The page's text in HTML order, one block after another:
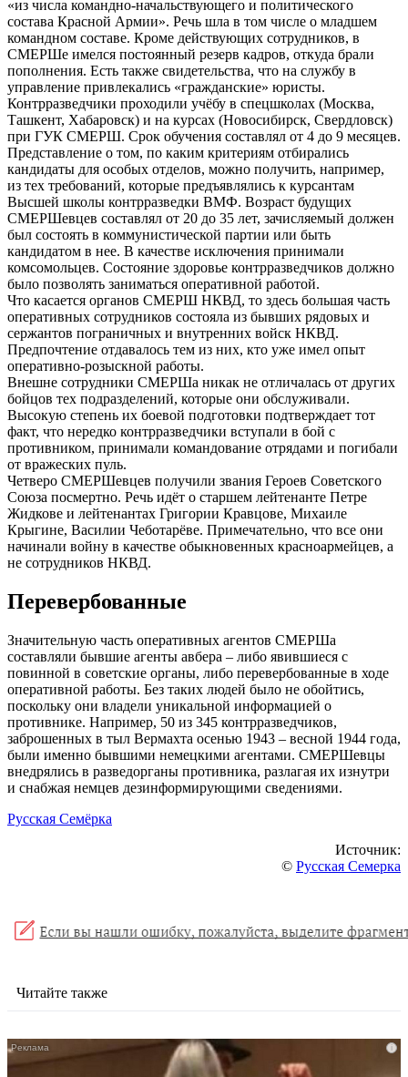
«из числа командно-начальствующего и политического
состава Красной Армии». Речь шла в том числе о младшем
командном составе. Кроме действующих сотрудников, в
СМЕРШе имелся постоянный резерв кадров, откуда брали
пополнения. Есть также свидетельства, что на службу в
управление привлекались «гражданские» юристы.
Контрразведчики проходили учёбу в спецшколах (Москва,
Ташкент, Хабаровск) и на курсах (Новосибирск, Свердловск)
при ГУК СМЕРШ. Срок обучения составлял от 4 до 9 месяцев.
Представление о том, по каким критериям отбирались
кандидаты для особых отделов, можно получить, например,
из тех требований, которые предъявлялись к курсантам
Высшей школы контрразведки ВМФ. Возраст будущих
СМЕРШевцев составлял от 20 до 35 лет, зачисляемый должен
был состоять в коммунистической партии или быть
кандидатом в нее. В качестве исключения принимали
комсомольцев. Состояние здоровье контрразведчиков должно
было позволять заниматься оперативной работой.
Что касается органов СМЕРШ НКВД, то здесь большая часть
оперативных сотрудников состояла из бывших рядовых и
сержантов пограничных и внутренних войск НКВД.
Предпочтение отдавалось тем из них, кто уже имел опыт
оперативно-розыскной работы.
Внешне сотрудники СМЕРШа никак не отличалась от других
бойцов тех подразделений, которые они обслуживали.
Высокую степень их боевой подготовки подтверждает тот
факт, что нередко контрразведчики вступали в бой с
противником, принимали командование отрядами и погибали
от вражеских пуль.
Четверо СМЕРШевцев получили звания Героев Советского
Союза посмертно. Речь идёт о старшем лейтенанте Петре
Жидкове и лейтенантах Григории Кравцове, Михаиле
Крыгине, Василии Чеботарёве. Примечательно, что все они
начинали войну в качестве обыкновенных красноармейцев, а
не сотрудников НКВД.
Перевербованные
Значительную часть оперативных агентов СМЕРШа
составляли бывшие агенты авбера – либо явившиеся с
повинной в советские органы, либо перевербованные в ходе
оперативной работы. Без таких людей было не обойтись,
поскольку они владели уникальной информацией о
противнике. Например, 50 из 345 контрразведчиков,
заброшенных в тыл Вермахта осенью 1943 – весной 1944 года,
были именно бывшими немецкими агентами. СМЕРШевцы
внедрялись в разведорганы противника, разлагая их изнутри
и снабжая немцев дезинформирующими сведениями.
Русская Семёрка
Источник:
© Русская Семерка
Читайте также
i